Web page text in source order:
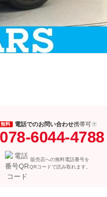
無料 電話でのお問い合わせ携帯可
6044-4788
販売店への無料電話番号を
QRコードで読み取れます。